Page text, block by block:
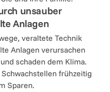
unsauber
Anlagen
veraltete Technik
Anlagen verursachen
schaden dem Klima.
frühzeitig
Sparen.